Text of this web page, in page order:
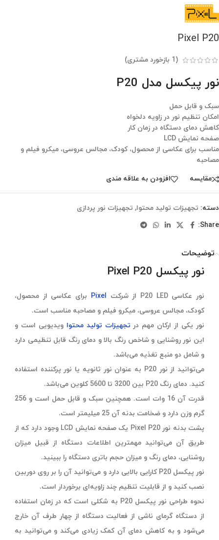
Pixel P20
(
1 بازخورد مشتری)
نور پیکسل مدل P20
سبک و قابل حمل
امکان تنظیم نور در زاویه دلخواه
کاهش دمای دستگاه در زمان کار
صفحه نمایش LCD
مناسب برای عکاسی از محصول، کودک، مجالس عروسی، میکرو فیلم و
مصاحبه
مقایسه افزودن به علاقه مندی
دسته: تجهیزات تولید محتوا, تجهیزات نور پردازی
Share:
توضیحات
نور پیکسل Pixel P20
نور عکاسی P20 LED از شرکت Pixel برای عکاسی از محصول،
کودک، مجالس عروسی، میکرو فیلم و مصاحبه مناسب است.
نور یکی از ارکان مهم در تجهیزات تولید محتوا ویدیویی است و
این نور روشنایی و شاخص رنگ بالا و دمای رنگ قابل تنظیمی دارد
و شامل دو منبع تغذیه می‌باشد.
می‌توانید از نور P20 به عنوان نور ثانویه یا نور پرکننده استفاده
کنید. دمای رنگ P20 بین 3200 تا 5600 کلوین می‌باشد.
قدرت آن 16 وات است. همچنین سبک و قابل حمل است و 256
گرم وزن دارد و ضخامت بدنه آن 25 میلیمتر است.
پشت بدنه نور Pixel P20 یک صفحه نمایش LCD وجود دارد که از
طریق آن می‌توانید مهمترین اطلاعات دستگاه از قبیل میزان
روشنایی، دمای رنگ و میزان حجم باتری دستگاه را ببینید.
نور پیکسل P20 کارایی بالایی دارد و می‌توانید آن را بر روی دوربین
نصب کنید و از قابلیت تنظیم چند زاویه‌ای برخوردار است.
نحوه طراحی نور پیکسل P20 به شکلی است که در زمان استفاده
از دستگاه گرمای ناشی از فعالیت دستگاه از چهار طرف آن خارج
می‌شود و به کاهش دمای آن کمک زیادی می‌کند و می‌توانید به